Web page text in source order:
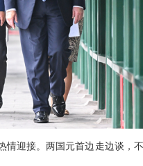
迎接。两国元首边走边谈，